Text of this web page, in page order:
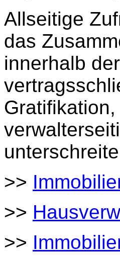
Allseitige
das
innerhalb
>>
>>
>>